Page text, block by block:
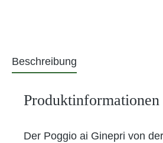
Beschreibung
Der Poggio ai Ginepri von